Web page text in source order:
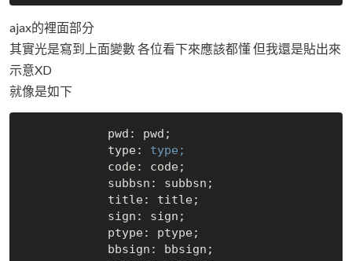
ajax的裡面部分
其實光是寫到上面變數 各位看下來應該都懂 但我還是貼出來
示意XD
就像是如下
            type: